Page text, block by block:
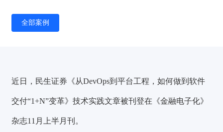
全部案例
近日，民生证券《从DevOps到平台工程，如何做到软件
交付“1+N”变革》技术实践文章被刊登在《金融电子化》
杂志11月上半月刊。